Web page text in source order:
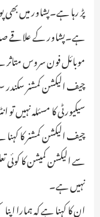
پڑ رہا ہے۔پشاور میں
ہے۔پشاور کے علاقے
موبائل فون سروس
چیف الیکشن کمشنر
سیکیورٹی کا مسئلہ نہیں
چیف الیکشن کمشنر کا
سے الیکشن کمیشن کا کوئی
نہیں ہے۔
ان کا کہنا ہے کہ ہمارا